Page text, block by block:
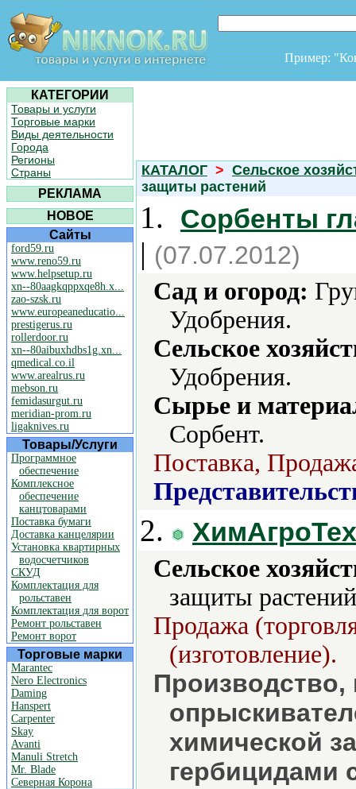
Пример:
КАТЕГОРИИ
Товары и услуги
Торговые марки
Виды деятельности
Города
Регионы
Страны
РЕКЛАМА
НОВОЕ
Сайты
ford59.ru
www.reno59.ru
www.helpsetup.ru
xn--80aagkqppxqe8h.x...
zao-szsk.ru
www.europeaneducatio...
prestigerus.ru
rollerdoor.ru
xn--80aibuxhdbs1g.xn...
qmedical.co.il
www.arealrus.ru
mebson.ru
femidasurgut.ru
meridian-prom.ru
ligaknives.ru
Товары/Услуги
Программное
обеспечение
Комплексное
обеспечение
канцтоварами
Поставка бумаги
Доставка канцелярии
Установка квартирных
водосчетчиков
СКУД
Комплектация для
рольставен
Комплектация для ворот
Ремонт рольставен
Ремонт ворот
Торговые марки
Marantec
Nero Electronics
Daming
Hanspert
Carpenter
Skay
Avanti
Manuli Stretch
Mr. Blade
Северная Корона
КАТАЛОГ > Сельское
защиты растений
1. Сорбенты
| (07.07.2012)
Сад и огород:
Удобрения.
Сельское
Удобрения.
Сырье и
Сорбент.
Поставка,
2. ХимАгроТех
Сельское
защиты
Продажа
(изготовление).
химической
гербицидами